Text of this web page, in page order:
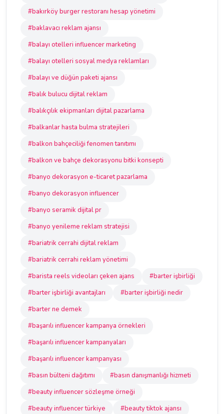
#bakırköy burger restoranı hesap yönetimi
#baklavacı reklam ajansı
#balayı otelleri influencer marketing
#balayı otelleri sosyal medya reklamları
#balayı ve düğün paketi ajansı
#balık bulucu dijital reklam
#balıkçılık ekipmanları dijital pazarlama
#balkanlar hasta bulma stratejileri
#balkon bahçeciliği fenomen tanıtımı
#balkon ve bahçe dekorasyonu bitki konsepti
#banyo dekorasyon e-ticaret pazarlama
#banyo dekorasyon influencer
#banyo seramik dijital pr
#banyo yenileme reklam stratejisi
#bariatrik cerrahi dijital reklam
#bariatrik cerrahi reklam yönetimi
#barista reels videoları çeken ajans
#barter işbirliği
#barter işbirliği avantajları
#barter işbirliği nedir
#barter ne demek
#başarılı influencer kampanya örnekleri
#başarılı influencer kampanyaları
#başarılı influencer kampanyası
#basın bülteni dağıtımı
#basın danışmanlığı hizmeti
#beauty influencer sözleşme örneği
#beauty influencer türkiye
#beauty tiktok ajansı